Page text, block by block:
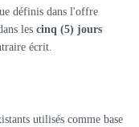
définis dans l'offre
les cinq (5) jours
écrit.
utilisés comme base